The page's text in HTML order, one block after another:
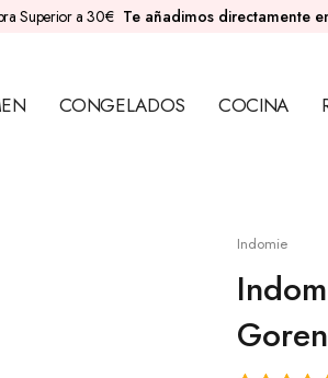
Superior a 30€ Te añadimos directamente
CONGELADOS COCINA
Indomie